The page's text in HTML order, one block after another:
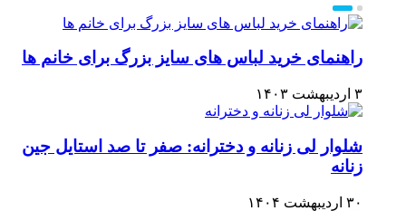
راهنمای خرید لباس های سایز بزرگ برای خانم ها
۳ اردیبهشت ۱۴۰۳
شلوار لی زنانه و دخترانه: صفر تا صد استایل جین
زنانه
۳۰ اردیبهشت ۱۴۰۴